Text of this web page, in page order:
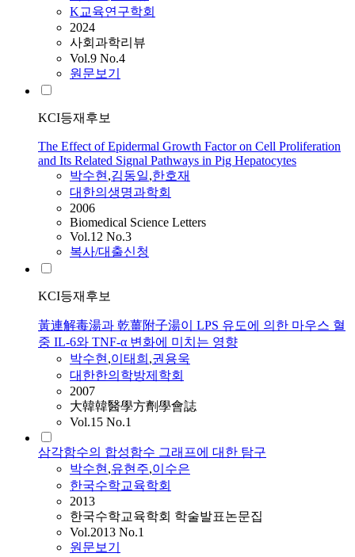
K교육연구학회
2024
사회과학리뷰
Vol.9 No.4
원문보기
KCI등재후보
The Effect of Epidermal Growth Factor on Cell Proliferation
and Its Related Signal Pathways in Pig Hepatocytes
박수현,김동일,한호재
대한의생명과학회
2006
Biomedical Science Letters
Vol.12 No.3
복사/대출신청
KCI등재후보
黃連解毒湯과 乾薑附子湯이 LPS 유도에 의한 마우스 혈
중 IL-6와 TNF-α 변화에 미치는 영향
박수현,이태희 ,권용욱
대한한의학방제학회
2007
大韓韓醫學方劑學會誌
Vol.15 No.1
삼각함수의 합성함수 그래프에 대한 탐구
박수현,유현주,이수은
한국수학교육학회
2013
한국수학교육학회 학술발표논문집
Vol.2013 No.1
원문보기